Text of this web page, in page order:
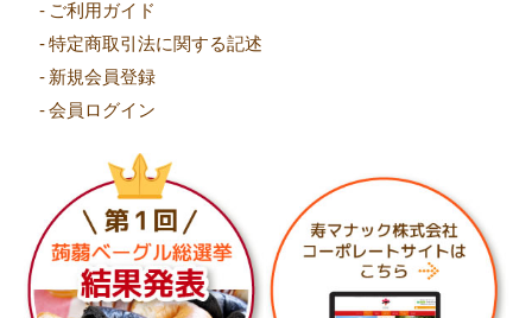
ご利用ガイド
特定商取引法に関する記述
新規会員登録
会員ログイン